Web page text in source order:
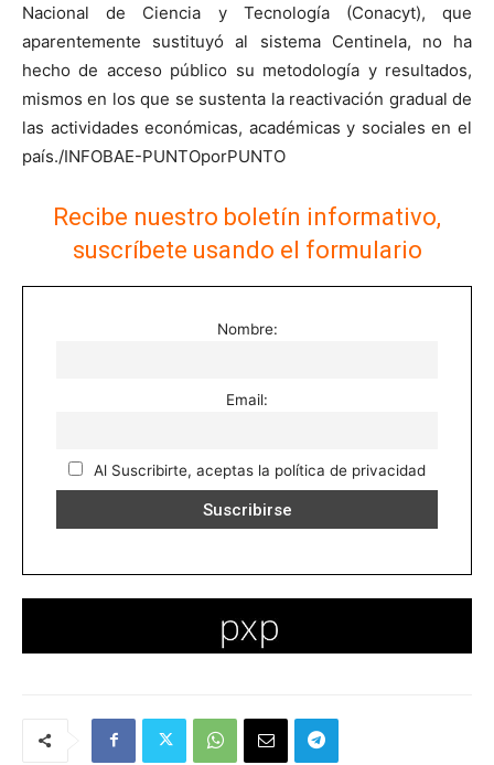
Nacional de Ciencia y Tecnología (Conacyt), que
aparentemente sustituyó al sistema Centinela, no ha
hecho de acceso público su metodología y resultados,
mismos en los que se sustenta la reactivación gradual de
las actividades económicas, académicas y sociales en el
país./INFOBAE-PUNTOporPUNTO
Recibe nuestro boletín informativo,
suscríbete usando el formulario
Nombre:
Email:
Al Suscribirte, aceptas la política de privacidad